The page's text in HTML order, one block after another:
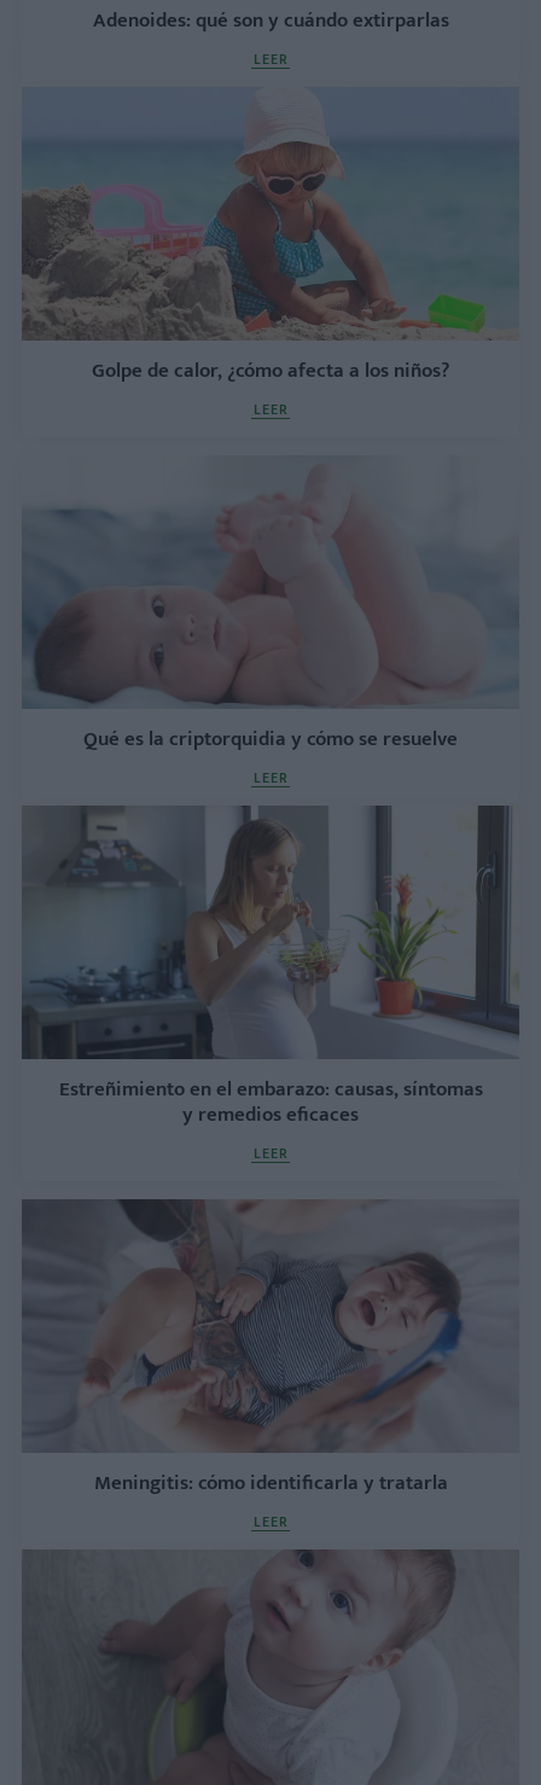
Adenoides: qué son y cuándo extirparlas
LEER
Golpe de calor, ¿cómo afecta a los niños?
LEER
Qué es la criptorquidia y cómo se resuelve
LEER
Estreñimiento en el embarazo: causas, síntomas
y remedios eficaces
LEER
Meningitis: cómo identificarla y tratarla
LEER